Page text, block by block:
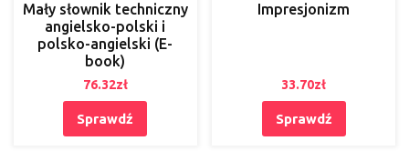
Mały słownik techniczny
angielsko-polski i
polsko-angielski (E-
book)
76.32zł
Sprawdź
Impresjonizm
33.70zł
Sprawdź